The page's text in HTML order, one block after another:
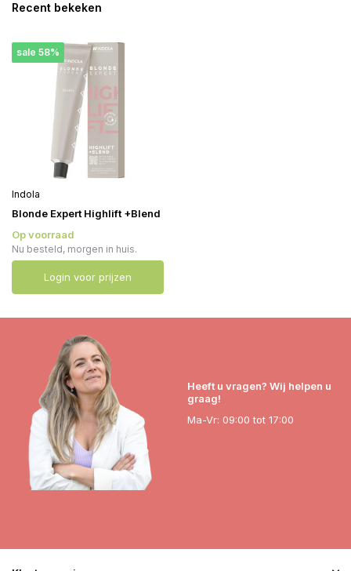
Recent bekeken
sale 58%
Indola
Blonde Expert Highlift +Blend
Op voorraad
Nu besteld, morgen in huis.
Login voor prijzen
Heeft u vragen? Wij helpen u
graag!
Ma-Vr: 09:00 tot 17:00